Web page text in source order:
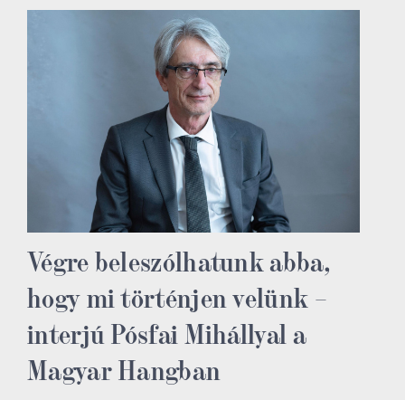
Végre beleszólhatunk abba,
hogy mi történjen velünk –
interjú Pósfai Mihállyal a
Magyar Hangban